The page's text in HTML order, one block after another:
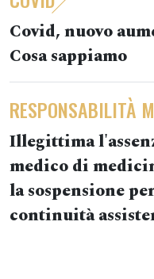
Covid, nuovo
Cosa sappiamo
RESPONSABILITÀ
Illegittima
medico di
la sospensione
continuità